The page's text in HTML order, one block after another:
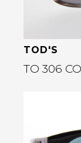
TOD'S
TO 306